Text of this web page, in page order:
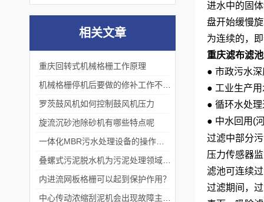
进水中的固
盘开始缓慢
为连续的，
重庆滤布滤
● 市政污水
● 工业生产
● 循环水处
● 中水回用(
过滤中部分
压力传感器
滤池可连续
过滤期间，
相关文章
重庆回转式机械格栅工作原理
罗茨鼓风机如何控制鼓风机压力
旋流沉砂池除砂机有哪些特点呢
内进流网板格栅可以起到保护作用？